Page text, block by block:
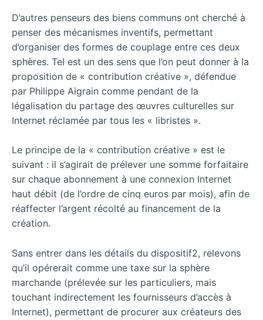
D’autres penseurs des biens communs ont cherché à
penser des mécanismes inventifs, permettant
d’organiser des formes de couplage entre ces deux
sphères. Tel est un des sens que l’on peut donner à la
proposition de « contribution créative », défendue
par Philippe Aigrain comme pendant de la
légalisation du partage des œuvres culturelles sur
Internet réclamée par tous les « libristes ».
Le principe de la « contribution créative » est le
suivant : il s’agirait de prélever une somme forfaitaire
sur chaque abonnement à une connexion Internet
haut débit (de l’ordre de cinq euros par mois), afin de
réaffecter l’argent récolté au financement de la
création.
Sans entrer dans les détails du dispositif2, relevons
qu’il opérerait comme une taxe sur la sphère
marchande (prélevée sur les particuliers, mais
touchant indirectement les fournisseurs d’accès à
Internet), permettant de procurer aux créateurs des